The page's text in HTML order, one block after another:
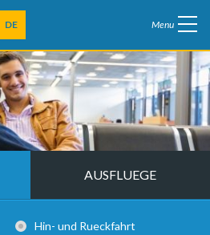
DE Menu
AUSFLUEGE
Hin- und Rueckfahrt